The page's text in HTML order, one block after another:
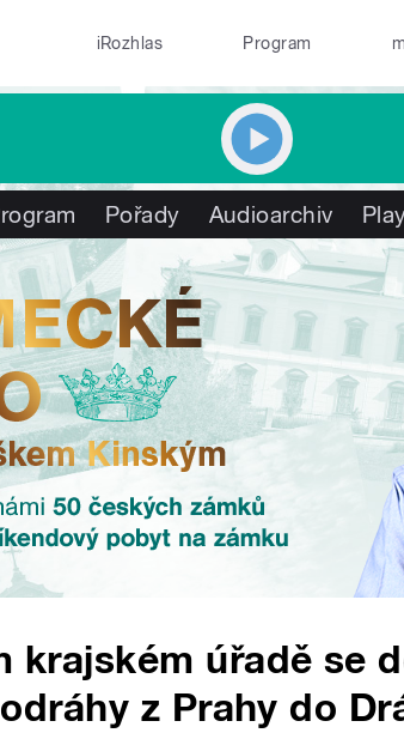
iRozhlas Program
Pořady Audioarchiv
krajském úřadě se
z Prahy do